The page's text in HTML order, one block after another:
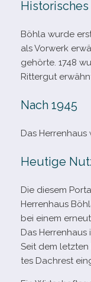
Historisches
Böhla wurde
als Vorwerk
gehörte. 1748
Rittergut
Nach 1945
Das
Heutige
Die die­sem
Herrenhaus
bei einem
Das
Seit dem
tes Dachrest